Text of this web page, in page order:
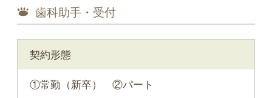
歯科助手・受付
契約形態
①常勤（新卒） ②パート